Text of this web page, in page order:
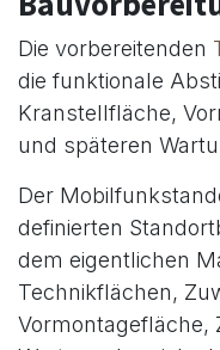
Die vorbereitenden
die funktionale
Kranstellfläche,
und späteren
Der
definierten
dem eigentlichen
Technikflächen,
Vormontagefläche,